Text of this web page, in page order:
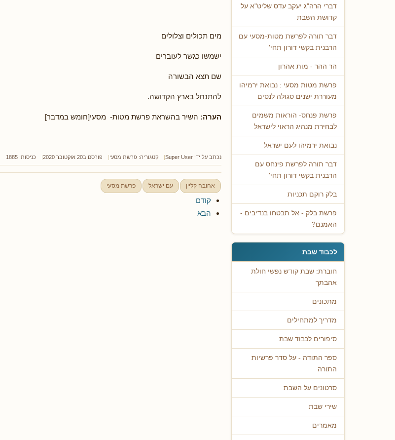
דברי הרה"ג יעקב עדס שליט"א על
קדושת השבת
דבר תורה לפרשת מטות-מסעי עם
הרבנית בקשי דורון תחי'
הר ההר - מות אהרון
פרשת מטות מסעי : נבואת ירמיהו
מעוררת ישנים סגולה לנסים
פרשת פנחס- הוראות משמים
לבחירת מנהיג הראוי לישראל
נבואת ירמיהו לעם ישראל
דבר תורה לפרשת פינחס עם
הרבנית בקשי דורון תחי'
בלק רוקם תכניות
פרשת בלק - אל תבטחו בנדיבים -
האמנם?
לכבוד שבת
חוברת: שבת קודש נפשי חולת
אהבתך
מתכונים
מדריך למתחילים
סיפורים לכבוד שבת
ספר התודה - על סדר פרשיות
התורה
סרטונים על השבת
שירי שבת
מאמרים
מים תכולים וצלולים
ישמשו כגשר לעוברים
שם תצא הבשורה
להתנחל בארץ הקדושה.
הערה: השיר בהשראת פרשת מטות- מסעי[חומש במדבר]
נכתב על ידי Super User קטגוריה: פרשת מסעי פורסם ב20 אוקטובר 2020 כניסות: 1885
אהובה קליין עם ישראל פרשת מסעי
קודם
הבא